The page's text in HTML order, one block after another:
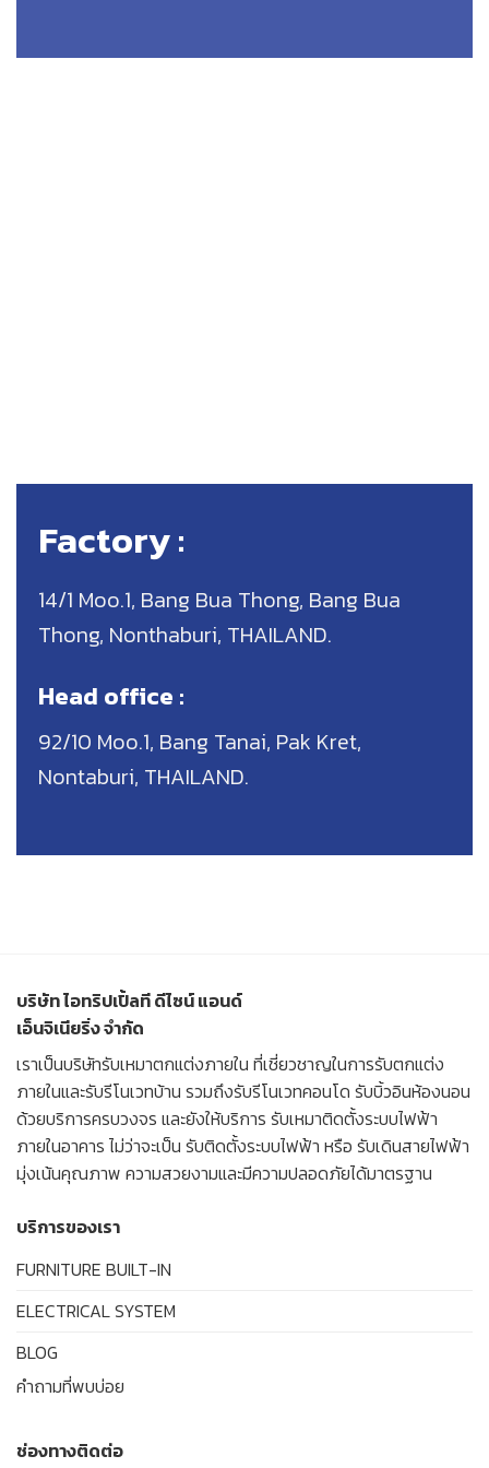
Factory :
14/1 Moo.1, Bang Bua Thong, Bang Bua
Thong, Nonthaburi, THAILAND.
Head office :
92/10 Moo.1, Bang Tanai, Pak Kret,
Nontaburi, THAILAND.
บริษัท ไอทริปเปิ้ลที ดีไซน์ แอนด์
เอ็นจิเนียริ่ง จำกัด
เราเป็นบริษัทรับเหมาตกแต่งภายใน ที่เชี่ยวชาญในการรับตกแต่ง
ภายในและรับรีโนเวทบ้าน รวมถึงรับรีโนเวทคอนโด รับบิ้วอินห้องนอน
ด้วยบริการครบวงจร และยังให้บริการ รับเหมาติดตั้งระบบไฟฟ้า
ภายในอาคาร ไม่ว่าจะเป็น รับติดตั้งระบบไฟฟ้า หรือ รับเดินสายไฟฟ้า
มุ่งเน้นคุณภาพ ความสวยงามและมีความปลอดภัยได้มาตรฐาน
บริการของเรา
FURNITURE BUILT-IN
ELECTRICAL SYSTEM
BLOG
คำถามที่พบบ่อย
ช่องทางติดต่อ